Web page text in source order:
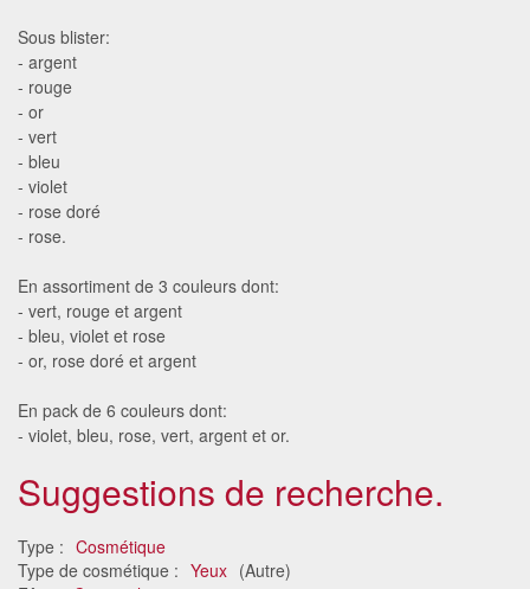
Sous blister:
- argent
- rouge
- or
- vert
- bleu
- violet
- rose doré
- rose.
En assortiment de 3 couleurs dont:
- vert, rouge et argent
- bleu, violet et rose
- or, rose doré et argent
En pack de 6 couleurs dont:
- violet, bleu, rose, vert, argent et or.
Suggestions de recherche.
Type : Cosmétique
Type de cosmétique : Yeux (Autre)